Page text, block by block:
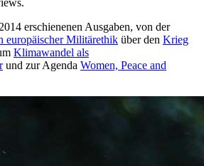
erschienenen Ausgaben, von der
europäischer Militärethik über den Krieg
Klimawandel als
und zur Agenda Women, Peace and